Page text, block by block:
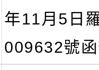
年11月5日
009632號